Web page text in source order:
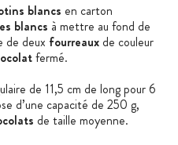
blancs en carton
blancs à mettre au fond de
de deux fourreaux de couleur
fermé.
de 11,5 cm de long pour 6
d’une capacité de 250 g,
de taille moyenne.